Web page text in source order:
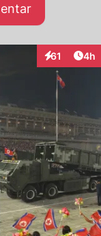
61
Interaktionen
4h